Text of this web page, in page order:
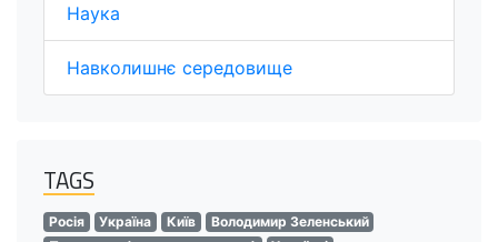
Наука
Навколишнє середовище
TAGS
Росія Україна Київ
Володимир Зеленський